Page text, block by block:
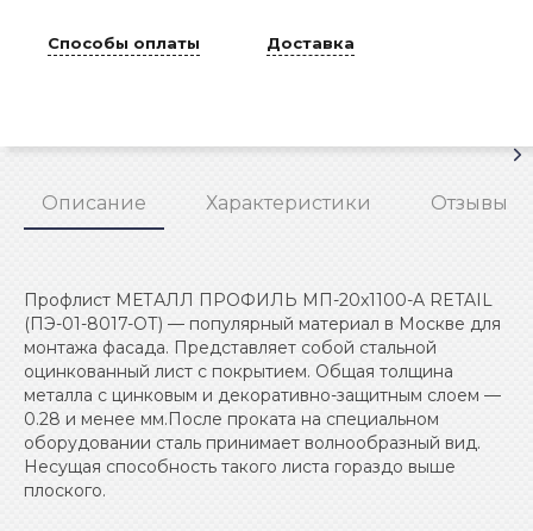
Способы оплаты Доставка
Описание Характеристики Отзывы
Профлист МЕТАЛЛ ПРОФИЛЬ МП-20x1100-A RETAIL
(ПЭ-01-8017-ОТ) — популярный материал в Москве для
монтажа фасада. Представляет собой стальной
оцинкованный лист с покрытием. Общая толщина
металла с цинковым и декоративно-защитным слоем —
0.28 и менее мм.После проката на специальном
оборудовании сталь принимает волнообразный вид.
Несущая способность такого листа гораздо выше
плоского.